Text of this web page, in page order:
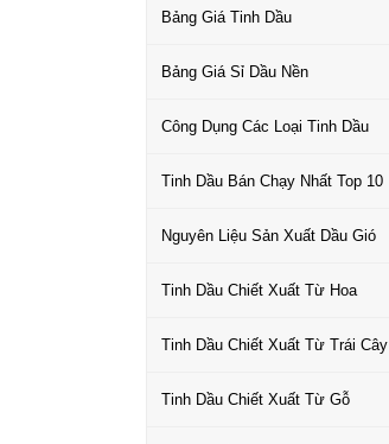
Bảng Giá Tinh Dầu
Bảng Giá Sỉ Dầu Nền
Công Dụng Các Loại Tinh Dầu
Tinh Dầu Bán Chạy Nhất Top 10
Nguyên Liệu Sản Xuất Dầu Gió
Tinh Dầu Chiết Xuất Từ Hoa
Tinh Dầu Chiết Xuất Từ Trái Cây
Tinh Dầu Chiết Xuất Từ Gỗ